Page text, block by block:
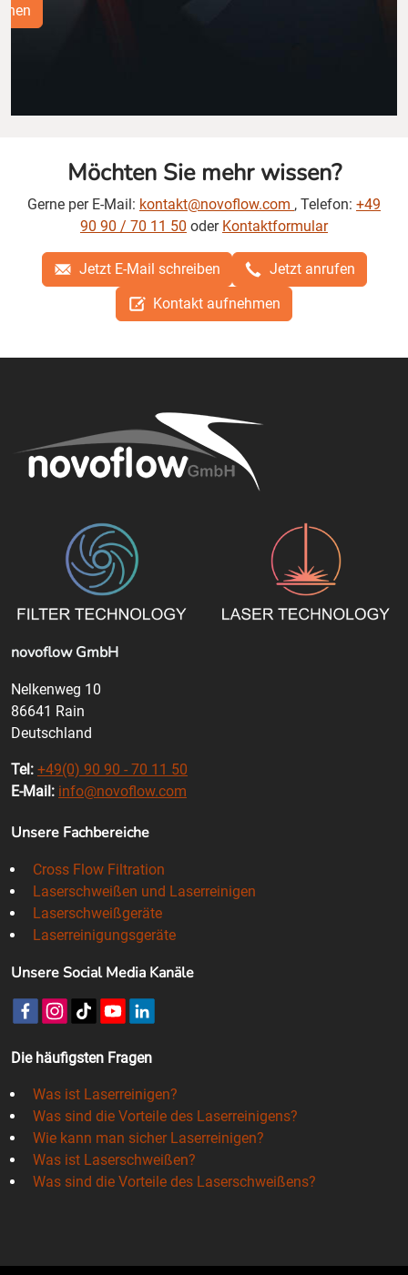
Möchten Sie mehr wissen?
Gerne per E-Mail: kontakt@novoflow.com , Telefon: +49
90 90 / 70 11 50 oder Kontaktformular
Jetzt E-Mail schreiben
Jetzt anrufen
Kontakt aufnehmen
novoflow GmbH
Nelkenweg 10
86641 Rain
Deutschland
Tel: +49(0) 90 90 - 70 11 50
E-Mail: info@novoflow.com
Unsere Fachbereiche
Cross Flow Filtration
Laserschweißen und Laserreinigen
Laserschweißgeräte
Laserreinigungsgeräte
Unsere Social Media Kanäle
Die häufigsten Fragen
Was ist Laserreinigen?
Was sind die Vorteile des Laserreinigens?
Wie kann man sicher Laserreinigen?
Was ist Laserschweißen?
Was sind die Vorteile des Laserschweißens?